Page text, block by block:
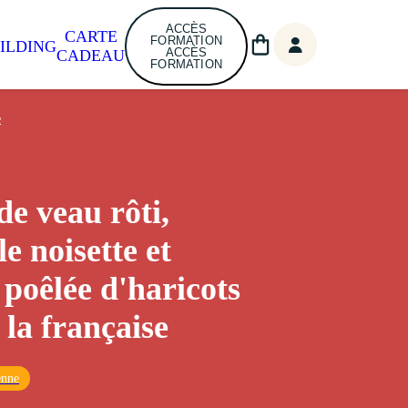
CARTE
CADEAU
ACCÈS
FORMATION
ACCÈS
FORMATION
veau rôti,
noisette et
d'haricots
française